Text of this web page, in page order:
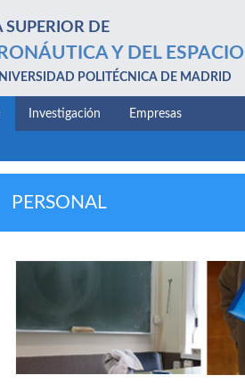
SUPERIOR DE
Y DEL ESPACIO
POLITÉCNICA DE MADRID
Investigación Empresas
PERSONAL